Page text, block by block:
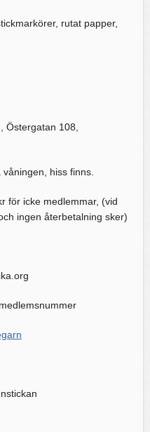
rutat papper,
Östergatan 108,
hiss finns.
för icke medlemmar, (vid
ingen återbetalning sker)